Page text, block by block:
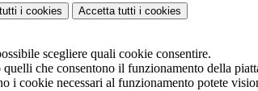
i cookies Accetta tutti i cookies
scegliere quali cookie consentire.
quelli che consentono il funzionamento della
i cookie necessari al funzionamento potete